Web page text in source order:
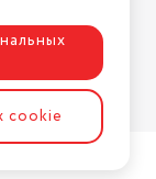
cookie